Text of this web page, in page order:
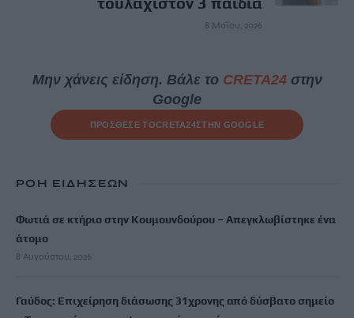
8 Μαΐου, 2026
Μην χάνεις είδηση. Βάλε το CRETA24στην
Google
ΠΡΟΣΘΕΣΕ ΤΟCRETA24ΣΤΗΝ GOOGLE
ΡΟΗ ΕΙΔΗΣΕΩΝ
Φωτιά σε κτήριο στην Κουμουνδούρου – Απεγκλωβίστηκε ένα
άτομο
8 Αυγούστου, 2026
Γαύδος: Επιχείρηση διάσωσης 31χρονης από δύσβατο σημείο